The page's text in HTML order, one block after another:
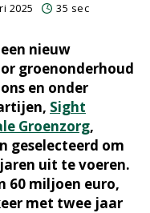
2025 35 sec
nieuw
groenonderhoud
en onder
Sight
Groenzorg,
geselecteerd om
uit te voeren.
60 miljoen euro,
met twee jaar